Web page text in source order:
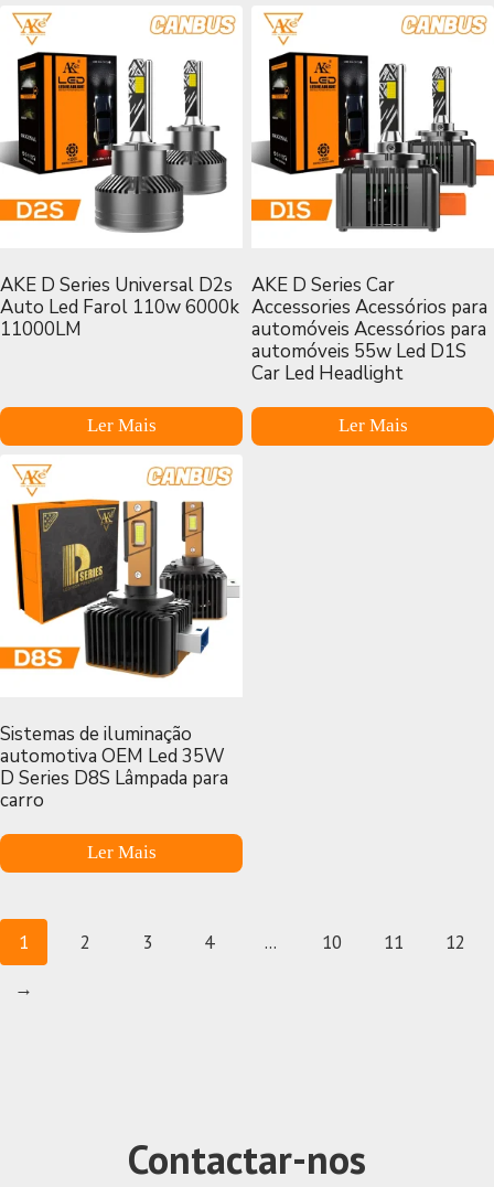
AKE D Series Universal D2s
Auto Led Farol 110w 6000k
11000LM
Ler Mais
AKE D Series Car
Accessories Acessórios para
automóveis Acessórios para
automóveis 55w Led D1S
Car Led Headlight
Ler Mais
Sistemas de iluminação
automotiva OEM Led 35W
D Series D8S Lâmpada para
carro
Ler Mais
1 2 3 4 ... 10 11
12
→
Contactar-nos